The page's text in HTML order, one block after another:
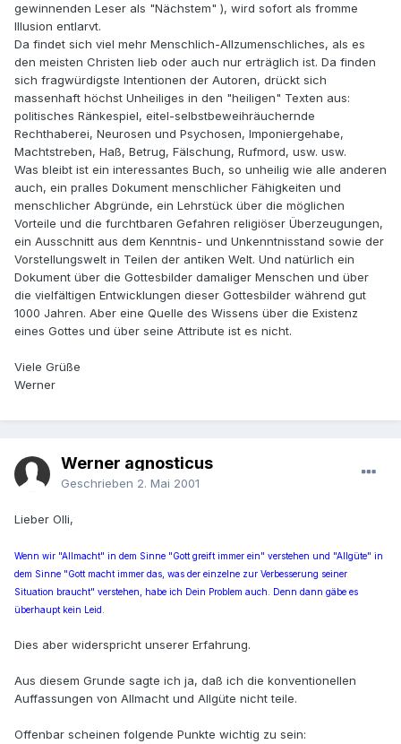
gewinnenden Leser als "Nächstem" ), wird sofort als fromme
Illusion entlarvt.
Da findet sich viel mehr Menschlich-Allzumenschliches, als es
den meisten Christen lieb oder auch nur erträglich ist. Da finden
sich fragwürdigste Intentionen der Autoren, drückt sich
massenhaft höchst Unheiliges in den "heiligen" Texten aus:
politisches Ränkespiel, eitel-selbstbeweihräuchernde
Rechthaberei, Neurosen und Psychosen, Imponiergehabe,
Machtstreben, Haß, Betrug, Fälschung, Rufmord, usw. usw.
Was bleibt ist ein interessantes Buch, so unheilig wie alle anderen
auch, ein pralles Dokument menschlicher Fähigkeiten und
menschlicher Abgründe, ein Lehrstück über die möglichen
Vorteile und die furchtbaren Gefahren religiöser Überzeugungen,
ein Ausschnitt aus dem Kenntnis- und Unkenntnisstand sowie der
Vorstellungswelt in Teilen der antiken Welt. Und natürlich ein
Dokument über die Gottesbilder damaliger Menschen und über
die vielfältigen Entwicklungen dieser Gottesbilder während gut
1000 Jahren. Aber eine Quelle des Wissens über die Existenz
eines Gottes und über seine Attribute ist es nicht.
Viele Grüße
Werner
Werner agnosticus
Geschrieben 2. Mai 2001
Lieber Olli,
Wenn wir "Allmacht" in dem Sinne "Gott greift immer ein" verstehen und "Allgüte" in
dem Sinne "Gott macht immer das, was der einzelne zur Verbesserung seiner
Situation braucht" verstehen, habe ich Dein Problem auch. Denn dann gäbe es
überhaupt kein Leid.
Dies aber widerspricht unserer Erfahrung.
Aus diesem Grunde sagte ich ja, daß ich die konventionellen
Auffassungen von Allmacht und Allgüte nicht teile.
Offenbar scheinen folgende Punkte wichtig zu sein: